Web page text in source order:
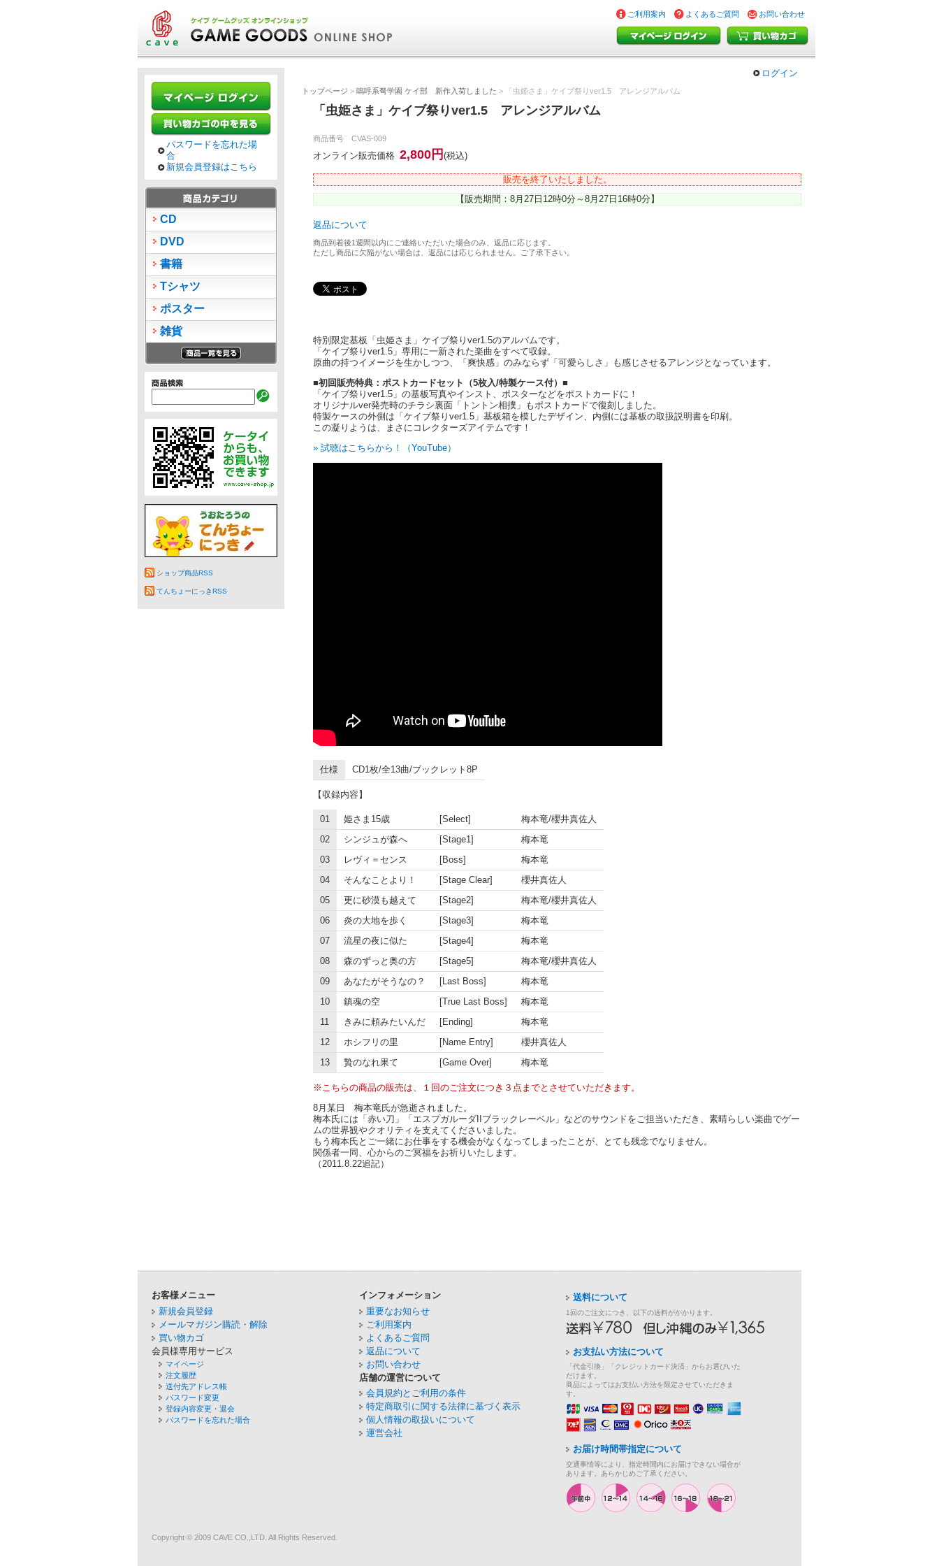
ご利用案内 よくあるご質問 お問い合わせ
パスワードを忘れた場
合
新規会員登録はこちら
CD
DVD
書籍
Tシャツ
ポスター
雑貨
ショップ商品RSS
てんちょーにっきRSS
ログイン
トップページ > 嗚呼系弩学園 ケイ部 新作入荷しました > 「虫姫さま」ケイブ祭りver1.5 アレンジアルバム
「虫姫さま」ケイブ祭りver1.5 アレンジアルバム
商品番号 CVAS-009
オンライン販売価格 2,800円 (税込)
販売を終了いたしました。
【販売期間：8月27日12時0分～8月27日16時0分】
返品について
商品到着後1週間以内にご連絡いただいた場合のみ、返品に応じます。
ただし商品に欠陥がない場合は、返品には応じられません。ご了承下さい。
特別限定基板「虫姫さま」ケイブ祭りver1.5のアルバムです。
「ケイブ祭りver1.5」専用に一新された楽曲をすべて収録。
原曲の持つイメージを生かしつつ、「爽快感」のみならず「可愛らしさ」も感じさせるアレンジとなっています。
■初回販売特典：ポストカードセット（5枚入/特製ケース付）■
「ケイブ祭りver1.5」の基板写真やインスト、ポスターなどをポストカードに！
オリジナルver発売時のチラシ裏面「トントン相撲」もポストカードで復刻しました。
特製ケースの外側は「ケイブ祭りver1.5」基板箱を模したデザイン、内側には基板の取扱説明書を印刷。
この凝りようは、まさにコレクターズアイテムです！
» 試聴はこちらから！（YouTube）
仕様 CD1枚/全13曲/ブックレット8P
【収録内容】
01 姫さま15歳 [Select]
梅本竜/櫻井真佐人
02
シンジュが森へ [Stage1]
梅本竜
03
レヴィ＝センス [Boss]
梅本竜
04
そんなことより！ [Stage Clear]
櫻井真佐人
05
更に砂漠も越えて [Stage2]
梅本竜/櫻井真佐人
06
炎の大地を歩く [Stage3]
梅本竜
07
流星の夜に似た [Stage4]
梅本竜
08
森のずっと奥の方 [Stage5]
梅本竜/櫻井真佐人
09
あなたがそうなの？ [Last Boss]
梅本竜
10
鎮魂の空 [True Last Boss]
梅本竜
11
きみに頼みたいんだ [Ending]
梅本竜
12
ホシフリの里 [Name Entry]
櫻井真佐人
13
贄のなれ果て [Game Over] 梅本竜
※こちらの商品の販売は、１回のご注文につき３点までとさせていただきます。
8月某日 梅本竜氏が急逝されました。
梅本氏には「赤い刀」「エスプガルーダIIブラックレーベル」などのサウンドをご担当いただき、素晴らしい楽曲でゲー
ムの世界観やクオリティを支えてくださいました。
もう梅本氏とご一緒にお仕事をする機会がなくなってしまったことが、とても残念でなりません。
関係者一同、心からのご冥福をお祈りいたします。
（2011.8.22追記）
お客様メニュー
新規会員登録
メールマガジン購読・解除
買い物カゴ
会員様専用サービス
マイページ
注文履歴
送付先アドレス帳
パスワード変更
登録内容変更・退会
パスワードを忘れた場合
インフォメーション
重要なお知らせ
ご利用案内
よくあるご質問
返品について
お問い合わせ
店舗の運営について
会員規約とご利用の条件
特定商取引に関する法律に基づく表示
個人情報の取扱いについて
運営会社
送料について
1回のご注文につき、以下の送料がかかります。
お支払い方法について
「代金引換」「クレジットカード決済」からお選びいた
だけます。
商品によってはお支払い方法を限定させていただきま
す。
お届け時間帯指定について
交通事情等により、指定時間内にお届けできない場合が
あります。あらかじめご了承ください。
Copyright © 2009 CAVE CO.,LTD. All Rights Reserved.